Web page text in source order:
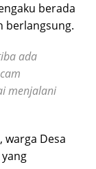
berada
berlangsung.
ada
menjalani
, warga Desa